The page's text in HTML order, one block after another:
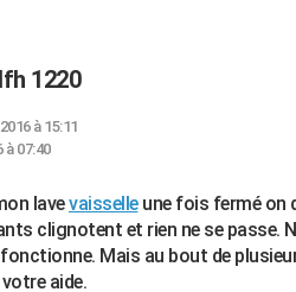
1220
à 15:11
à 07:40
lavevaisselleune fois fermé on
clignotent et rien ne se passe.
Mais au bout de
aide.